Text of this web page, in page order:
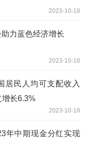
2023-10-18
力蓝色经济增长
2023-10-18
居民人均可支配收入
长6.3%
2023-10-18
年中期现金分红实现